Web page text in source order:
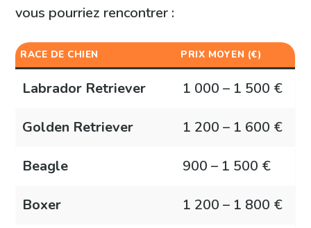
vous pourriez rencontrer :
RACE DE CHIEN PRIX MOYEN (€)
Labrador Retriever 1 000 – 1 500 €
Golden Retriever 1 200 – 1 600 €
Beagle 900 – 1 500 €
Boxer 1 200 – 1 800 €